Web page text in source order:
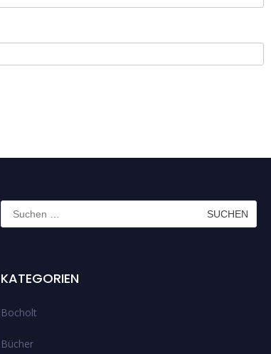
Suchen
nach:
KATEGORIEN
Bocholt
Bücher